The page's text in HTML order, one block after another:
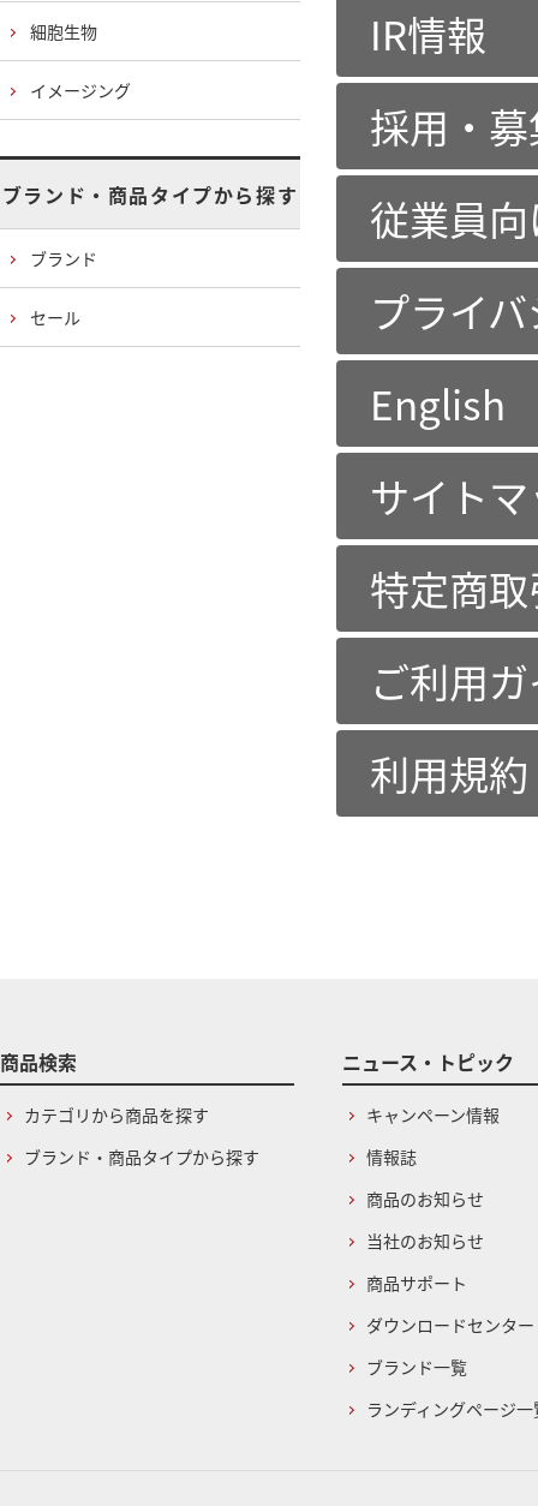
IR情報
採用・
従業員
プライ
English
サイト
特定商
ご利用
利用規約
細胞生物
イメージング
ブランド・商品タイプから探す
ブランド
セール
商品検索
カテゴリから商品を探す
ブランド・商品タイプから探す
ニュース・トピック
キャンペーン情報
情報誌
商品のお知らせ
当社のお知らせ
商品サポート
ダウンロードセンター
ブランド一覧
ランディングページ一